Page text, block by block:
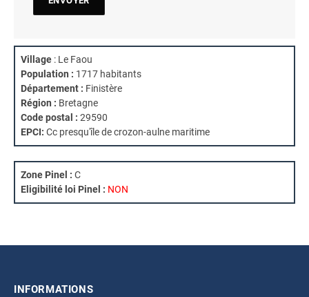
Village : Le Faou
Population : 1717 habitants
Département : Finistère
Région : Bretagne
Code postal : 29590
EPCI: Cc presqu'île de crozon-aulne maritime
Zone Pinel : C
Eligibilité loi Pinel : NON
INFORMATIONS